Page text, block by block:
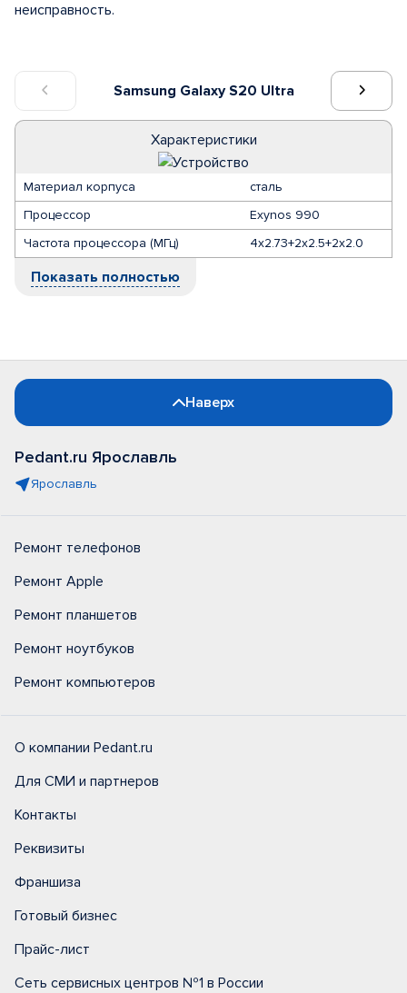
Samsung Galaxy S20 Ultra
Характеристики
Материал корпуса
сталь
Процессор
Exynos 990
Частота процессора (МГц)
4х2.73+2х2.5+2х2.0
Показать полностью
неисправность.
Наверх
Pedant.ru Ярославль
Ярославль
Ремонт телефонов
Ремонт Apple
Ремонт планшетов
Ремонт ноутбуков
Ремонт компьютеров
О компании Pedant.ru
Для СМИ и партнеров
Контакты
Реквизиты
Франшиза
Готовый бизнес
Прайс-лист
Сеть сервисных центров №1 в России